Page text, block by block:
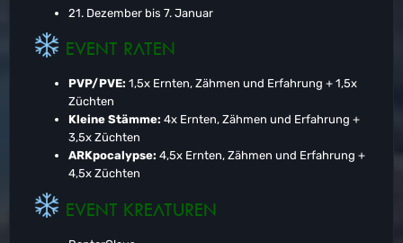
21. Dezember bis 7. Januar
EVENT RATEN
PVP/PVE: 1,5x Ernten, Zähmen und Erfahrung + 1,5x
Züchten
Kleine Stämme: 4x Ernten, Zähmen und Erfahrung +
3,5x Züchten
ARKpocalypse: 4,5x Ernten, Zähmen und Erfahrung +
4,5x Züchten
EVENT KREATUREN